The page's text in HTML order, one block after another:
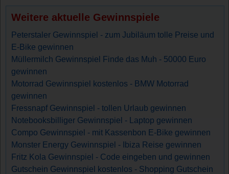
Weitere aktuelle Gewinnspiele
Peterstaler Gewinnspiel - zum Jubiläum tolle Preise und
E-Bike gewinnen
Müllermilch Gewinnspiel Finde das Muh - 50000 Euro
gewinnen
Motorrad Gewinnspiel kostenlos - BMW Motorrad
gewinnen
Fressnapf Gewinnspiel - tollen Urlaub gewinnen
Notebooksbilliger Gewinnspiel - Laptop gewinnen
Compo Gewinnspiel - mit Kassenbon E-Bike gewinnen
Monster Energy Gewinnspiel - Ibiza Reise gewinnen
Fritz Kola Gewinnspiel - Code eingeben und gewinnen
Gutschein Gewinnspiel kostenlos - Shopping Gutschein